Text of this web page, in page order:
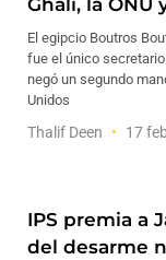
Ghali, la ONU
El egipcio Boutros
fue el único
negó un segundo
Unidos
Thalif Deen 17
IPS premia a
del desarme